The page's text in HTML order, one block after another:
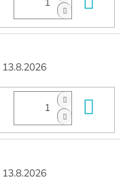
13.8.2026
13.8.2026